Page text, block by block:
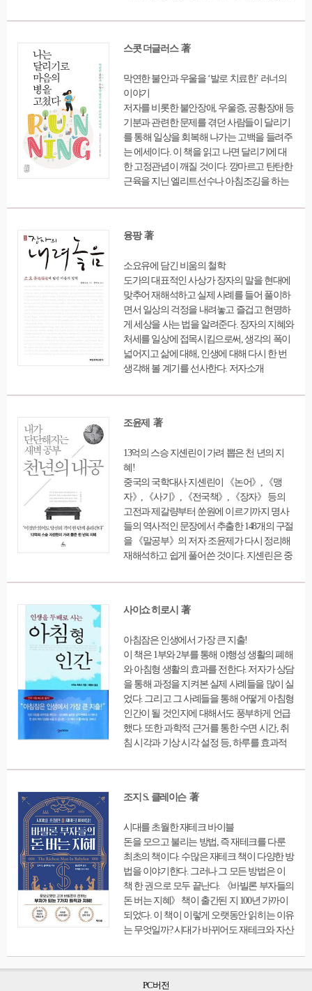
도록 안내한다. 저자는 인생살이에서 ‘행
현재에 만족하며, 긍정의 마인드로 느리고 여
러낸다고 조언한다. 총 15장으로 구성하여, 행
복이란 무엇이며, 행복은 과연 어디에 있는지,
나만의 행복을 어떻게 이룰 수 있는지에 대한
해답을 명쾌하게 제시한다.
스콧 더글러스 著
막연한 불안과 우울을 ‘발로 치료한’ 러너의
이야기
저자를 비롯한 불안장애, 우울증, 공황장애 등
기분과 관련한 문제를 겪던 사람들이 달리기
를 통해 일상을 회복해 나가는 고백을 들려주
는 에세이다. 이 책을 읽고 나면 달리기에 대
한 고정관념이 깨질 것이다. 깡마르고 탄탄한
근육을 지닌 엘리트선수나 아침조깅을 하는
머릿속에 그릴 수 있다. 달리기는 우리에게 특
장소도, 장거리 같은 야심찬 목표도 요구하지
하면 된다. 저자의 말대로 “달리는 이는 모두
러너다.
융팡 著
소요유에 담긴 비움의 철학
도가의 대표적인 사상가 장자의 말을 현대에
맞추어 재해석하고 실제 사례를 들어 풀이하
면서 일상의 걱정을 내려놓고 즐겁고 현명하
게 세상을 사는 법을 알려준다. 장자의 지혜와
처세를 일상에 접목시킴으로써, 생각의 폭이
넓어지고 삶에 대해, 인생에 대해 다시 한 번
생각해 볼 계기를 선사한다. 저자소개
조윤제 著
13억의 스승 지셴린이 가려 뽑은 천 년의 지
혜!
중국의 국학대사 지셴린이 《논어》, 《맹
자》, 《사기》, 《전국책》, 《장자》 등의
고전과 제갈량부터 쑨원에 이르기까지 명사
들의 역사적인 문장에서 추출한 148개의 구절
을 《말공부》의 저자 조윤제가 다시 정리해
재해석하고 쉽게 풀어쓴 것이다. 지셴린은 중
을 구했던 큰 스승이었다. 그는 평소 《주역》
졌던 어른의 성찰을 담은 고전들에서 148개의
명구만 공부해도 인간의 격이 한 단계 높아질
내공을 쌓을 수 있을 것이라고 강조했다. 죽은
어른의 사회를 사는 우리에게는 어른이라는
존재에 대한 어떤 갈망이 있다. 그러나 우리에
게 진정 필요한 것은 기댈 수 있는 어른의 등
이 아니라 새벽을 스스로 여는 어른스러움이
다. 책은 매일 새벽마다 천년의 지혜가 숙성된
깊은 문장들에 고요히 침잠하며 그 지혜를 차
는 이 책을 통해 나를 다스려 격을 높이고, 누
군가의 어른이 될 수 있는 내공을 쌓을 수 있
사이쇼 히로시 著
아침잠은 인생에서 가장 큰 지출!
이 책은 1부와 2부를 통해 야행성 생활의 폐해
와 아침형 생활의 효과를 전한다. 저자가 상담
을 통해 과정을 지켜본 실제 사례들을 많이 실
었다. 그리고 그 사례들을 통해 어떻게 아침형
인간이 될 것인지에 대해서도 풍부하게 언급
했다. 또한 과학적 근거를 통한 수면 시간, 취
침 시각과 기상 시각 설정 등, 하루를 효과적
부 ‘어떻게 아침형 인간이 될 것인가’에서는
위한 100일(14주) 프로젝트를 정리했다. 무리
없도록 가급적 느리고 자연스러운 변화 흐름
을 제시했다. 그래서 흐름상 매주 중점을 두어
야 할 사항들을 중심으로 실천 방법을 제시하
고 있다. 이를 모델로 해서 개인의 조건에 맞
는 프로그램을 만들기를 권한다.
조지 S. 클레이슨 著
시대를 초월한 재테크 바이블
돈을 모으고 불리는 방법, 즉 재테크를 다룬
최초의 책이다. 수많은 재테크 책이 다양한 방
법을 이야기한다. 그러나 그 모든 방법은 이
책 한 권으로 모두 끝난다. 《바빌론 부자들의
돈 버는 지혜》 책이 출간된 지 100년 가까이
되었다. 이 책이 이렇게 오랫동안 읽히는 이유
는 무엇일까? 시대가 바뀌어도 재테크와 자산
테크를 공부할 때 무엇부터 시작해야 할지 막
을 것이다. 아무리 많은 방법을 써 봐도 결국
PC버전